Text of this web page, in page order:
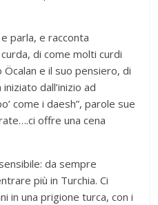
parla, e racconta
di come molti curdi
e il suo pensiero, di
dall’inizio ad
come i daesh”, parole sue
offre una cena
da sempre
più in Turchia. Ci
in una prigione turca, con i